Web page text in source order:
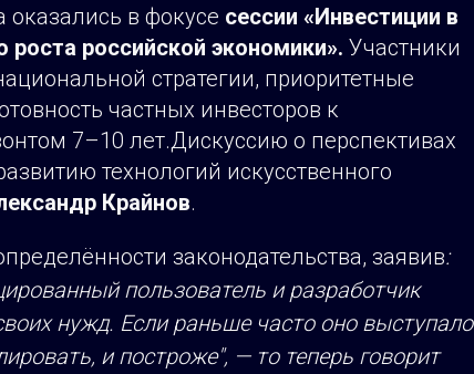
оказались в фокусе сессии «Инвестиции в
российской экономики». Участники
стратегии, приоритетные
частных инвесторов к
7–10 лет.Дискуссию о перспективах
технологий искусственного
Крайнов.
законодательства, заявив:
пользователь и разработчик
нужд. Если раньше часто оно выступало
и построже", — то теперь говорит